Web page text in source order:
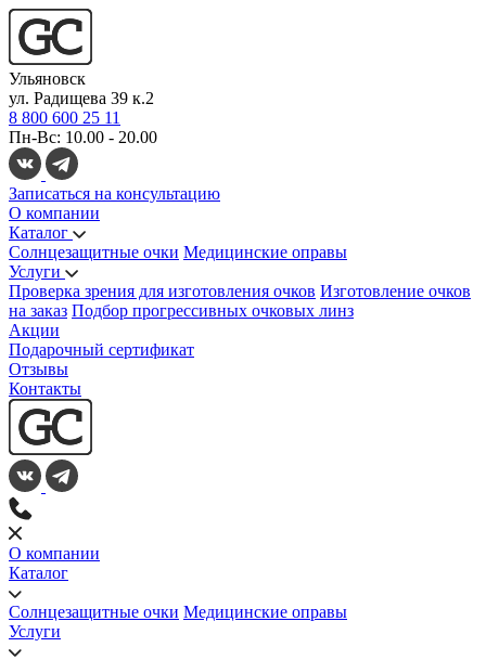
Ульяновск
ул. Радищева 39 к.2
8 800 600 25 11
Пн-Вс: 10.00 - 20.00
Записаться на консультацию
О компании
Каталог
Солнцезащитные очки Медицинские оправы
Услуги
Проверка зрения для изготовления очков Изготовление очков
на заказ Подбор прогрессивных очковых линз
Акции
Подарочный сертификат
Отзывы
Контакты
О компании
Каталог
Солнцезащитные очки Медицинские оправы
Услуги